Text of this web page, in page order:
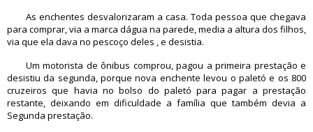
As enchentes desvalorizaram a casa. Toda pessoa que chegava
para comprar, via a marca dágua na parede, media a altura dos filhos,
via que ela dava no pescoço deles , e desistia.
Um motorista de ônibus comprou, pagou a primeira prestação e
desistiu da segunda, porque nova enchente levou o paletó e os 800
cruzeiros que havia no bolso do paletó para pagar a prestação
restante, deixando em dificuldade a família que também devia a
Segunda prestação.